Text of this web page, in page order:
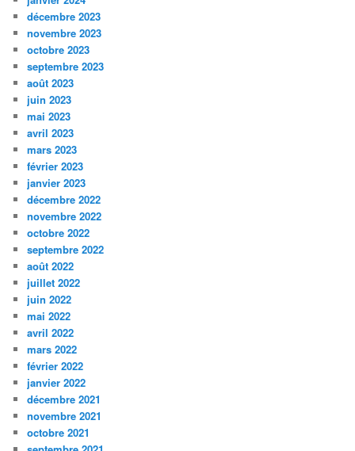
décembre 2023
novembre 2023
octobre 2023
septembre 2023
août 2023
juin 2023
mai 2023
avril 2023
mars 2023
février 2023
janvier 2023
décembre 2022
novembre 2022
octobre 2022
septembre 2022
août 2022
juillet 2022
juin 2022
mai 2022
avril 2022
mars 2022
février 2022
janvier 2022
décembre 2021
novembre 2021
octobre 2021